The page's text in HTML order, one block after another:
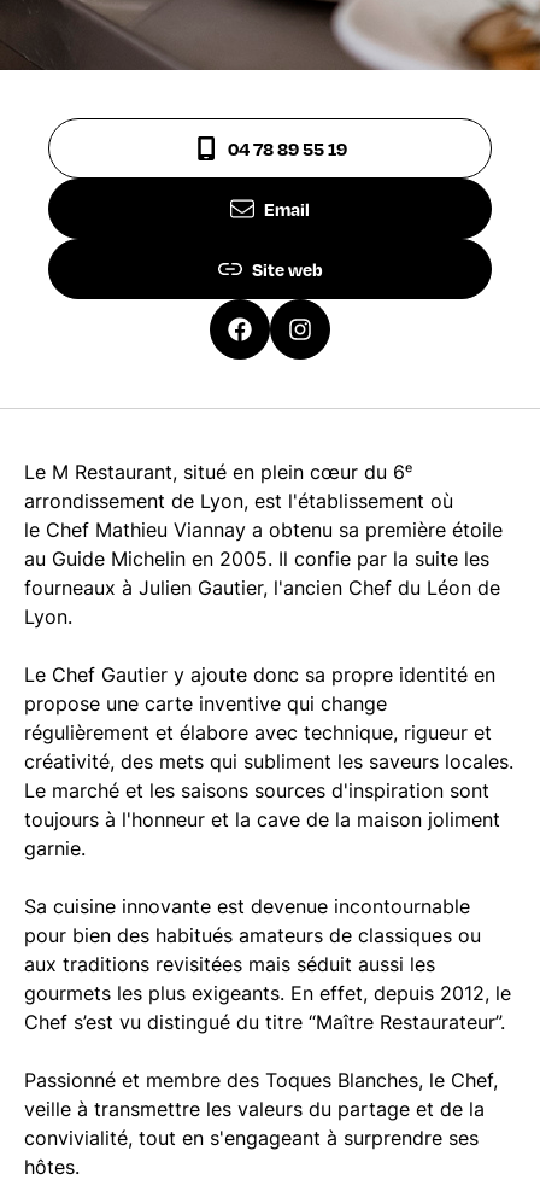
04 78 89 55 19
Email
Site web
Le M Restaurant, situé en plein cœur du 6ᵉ
arrondissement de Lyon, est l'établissement où
le Chef Mathieu Viannay a obtenu sa première étoile
au Guide Michelin en 2005. Il confie par la suite les
fourneaux à Julien Gautier, l'ancien Chef du Léon de
Lyon.
Le Chef Gautier y ajoute donc sa propre identité en
propose une carte inventive qui change
régulièrement et élabore avec technique, rigueur et
créativité, des mets qui subliment les saveurs locales.
Le marché et les saisons sources d'inspiration sont
toujours à l'honneur et la cave de la maison joliment
garnie.
Sa cuisine innovante est devenue incontournable
pour bien des habitués amateurs de classiques ou
aux traditions revisitées mais séduit aussi les
gourmets les plus exigeants. En effet, depuis 2012, le
Chef s’est vu distingué du titre “Maître Restaurateur”.
Passionné et membre des Toques Blanches, le Chef,
veille à transmettre les valeurs du partage et de la
convivialité, tout en s'engageant à surprendre ses
hôtes.